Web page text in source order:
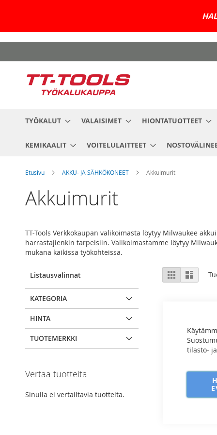
tilasto-
to
TYÖKALUT VALAISIMET HIONTATUOTTEET
KEMIKAALIT VOITELULAITTEET
Etusivu AKKU- JA SÄHKÖKONEET Akkuimurit
Akkuimurit
TT-Tools Verkkokaupan valikoimasta löytyy Milwaukee
harrastajienkin tarpeisiin. Valikoimastamme löytyy
mukana kaikissa työkohteissa.
View
as
Ruudukko
Listausvalinnat
KATEGORIA
HINTA
TUOTEMERKKI
Vertaa tuotteita
Sinulla ei vertailtavia tuotteita.